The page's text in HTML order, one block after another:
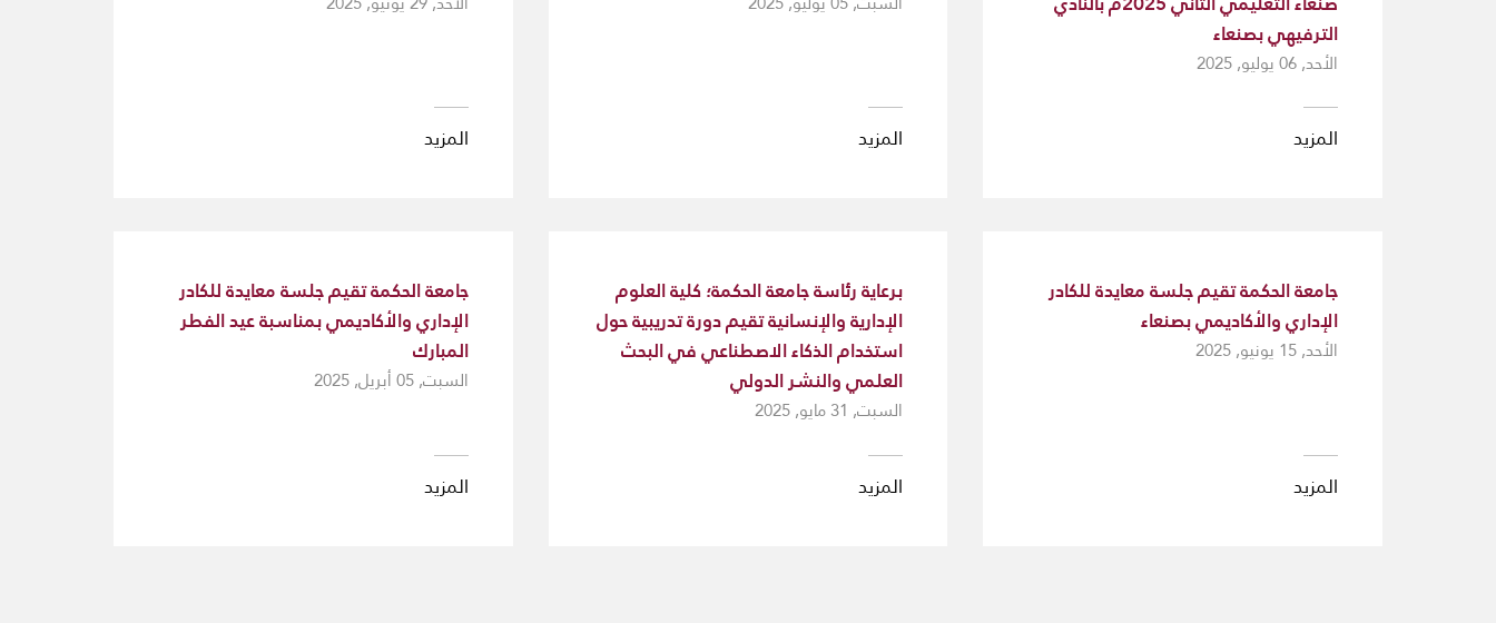
الترفيهي بصنعاء
الأحد, 06 يوليو, 2025
المزيد المزيد المزيد
جامعة الحكمة تقيم جلسة معايدة للكادر
الإداري والأكاديمي بصنعاء
الأحد, 15 يونيو, 2025
المزيد
برعاية رئاسة جامعة الحكمة؛ كلية العلوم
الإدارية والإنسانية تقيم دورة تدريبية حول
استخدام الذكاء الاصطناعي في البحث
العلمي والنشر الدولي
السبت, 31 مايو, 2025
المزيد
جامعة الحكمة تقيم جلسة معايدة للكادر
الإداري والأكاديمي بمناسبة عيد الفطر
المبارك
السبت, 05 أبريل, 2025
المزيد